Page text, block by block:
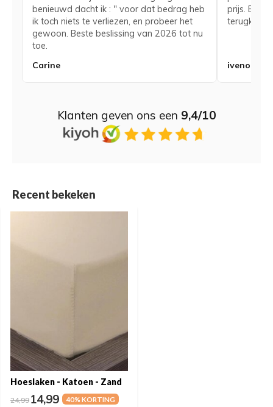
benieuwd dacht ik : " voor dat bedrag heb
ik toch niets te verliezen, en probeer het
gewoon. Beste beslissing van 2026 tot nu
toe.
Carine
prijs. Bij
iveno
Klanten geven ons een 9,4/10
Recent bekeken
Hoeslaken - Katoen - Zand
24,9914,99 40% KORTING